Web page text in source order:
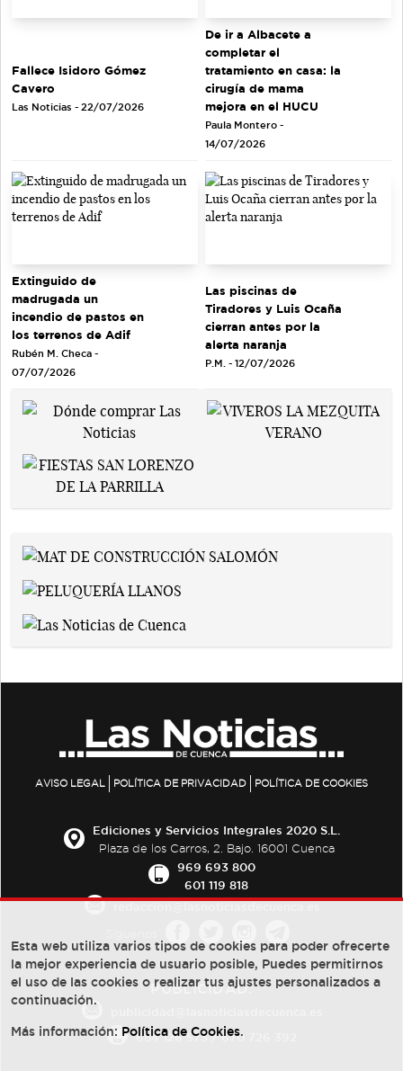
Fallece Isidoro Gómez
Cavero
Las Noticias - 22/07/2026
De ir a Albacete a
completar el
tratamiento en casa: la
cirugía de mama
mejora en el HUCU
Paula Montero -
14/07/2026
Extinguido de
madrugada un
incendio de pastos en
los terrenos de Adif
Rubén M. Checa -
07/07/2026
Las piscinas de
Tiradores y Luis Ocaña
cierran antes por la
alerta naranja
P.M. - 12/07/2026
AVISO LEGAL POLÍTICA DE PRIVACIDAD POLÍTICA DE COOKIES
Ediciones y Servicios Integrales 2020 S.L.
Plaza de los Carros, 2. Bajo. 16001 Cuenca
969 693 800
601 119 818
PUBLICIDAD:
684 126 573/670 726 392
Esta web utiliza varios tipos de cookies para poder ofrecerte
la mejor experiencia de usuario posible, Puedes permitirnos
el uso de las cookies o realizar tus ajustes personalizados a
continuación.
Más información: Política de Cookies.